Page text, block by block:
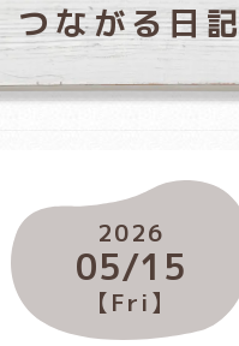
つながる日記
2026
05/15
【Fri】